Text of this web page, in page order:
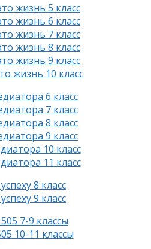
жизнь 5 класс
жизнь 6 класс
жизнь 7 класс
жизнь 8 класс
жизнь 9 класс
жизнь 10 класс
6 класс
7 класс
8 класс
9 класс
10 класс
11 класс
8 класс
9 класс
7-9 классы
10-11 классы